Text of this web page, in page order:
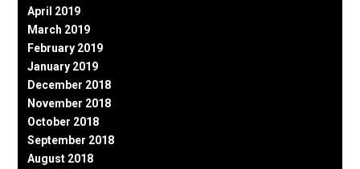
April 2019
March 2019
February 2019
January 2019
December 2018
November 2018
October 2018
September 2018
August 2018